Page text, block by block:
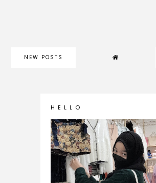
NEW POSTS
H E L L O